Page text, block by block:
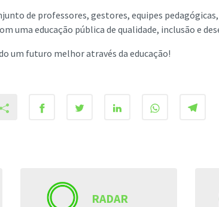
de professores, gestores, equipes
uma educação pública de qualidade, inclusão e
um futuro melhor através da educação!
RADAR